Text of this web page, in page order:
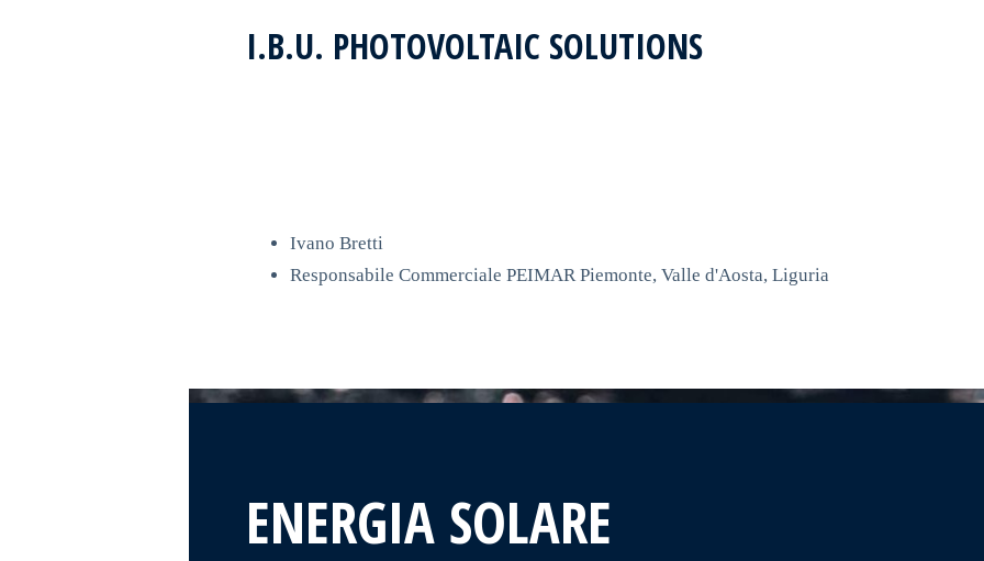
I.B.U. PHOTOVOLTAIC SOLUTIONS
Ivano Bretti
Responsabile Commerciale PEIMAR Piemonte, Valle d'Aosta, Liguria
ENERGIA SOLARE